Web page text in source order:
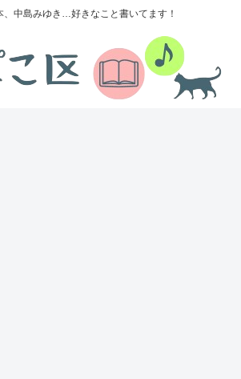
、中島みゆき…好きなこと書いてます！